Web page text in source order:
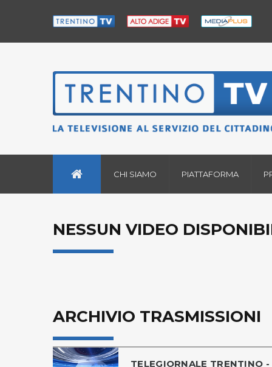
CHI SIAMO PIATTAFORMA
NESSUN VIDEO
ARCHIVIO TRASMISSIONI
TELEGIORNALE TRENTINO -